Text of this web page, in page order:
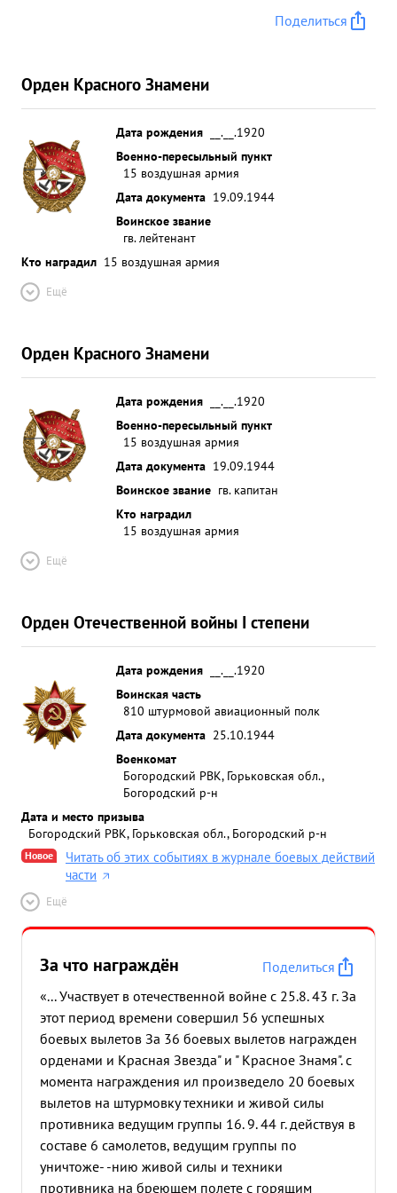
Поделиться
Орден Красного Знамени
Дата рождения
__.__.1920
Военно-пересыльный пункт
15 воздушная армия
Дата документа 19.09.1944
Воинское звание
гв. лейтенант
Кто наградил 15 воздушная армия
Ещё
Орден Красного Знамени
Дата рождения
__.__.1920
Военно-пересыльный пункт
15 воздушная армия
Дата документа 19.09.1944
Воинское звание гв. капитан
Кто наградил
15 воздушная армия
Ещё
Орден Отечественной войны I степени
Дата рождения
__.__.1920
Воинская часть
810 штурмовой авиационный полк
Дата документа 25.10.1944
Военкомат
Богородский РВК, Горьковская обл.,
Богородский р-н
Дата и место призыва
Богородский РВК, Горьковская обл., Богородский р-н
Новое
Читать об этих событиях в журнале боевых действий
части
Ещё
За что награждён
Поделиться
«... Участвует в отечественной войне с 25.8. 43 г. За
этот период времени совершил 56 успешных
боевых вылетов За 36 боевых вылетов награжден
орденами и Красная Звезда" и " Красное Знамя". с
момента награждения ил произведело 20 боевых
вылетов на штурмовку техники и живой силы
противника ведущим группы 16. 9. 44 г. действуя в
составе 6 самолетов, ведущим группы по
уничтоже- -нию живой силы и техники
противника на бреющем полете с горящим